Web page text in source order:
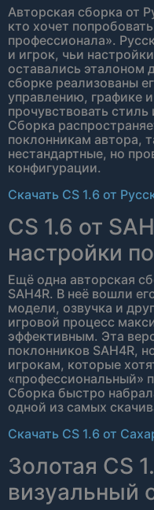
Авторская сборка от
кто хочет
профессионала».
и игрок, чьи
оставались эталоном
сборке реализованы
управлению, графике
прочувствовать
Сборка
поклонникам автора,
нестандартные, но
конфигурации.
Скачать CS 1.6 от
CS 1.6 от
настройки
Ещё одна авторская
SAH4R. В неё вошли
модели, озвучка и
игровой процесс
эффективным. Эта
поклонников SAH4R,
игрокам, которые
«профессиональный»
Сборка быстро
одной из самых
Скачать CS 1.6 от
Золотая CS
визуальный